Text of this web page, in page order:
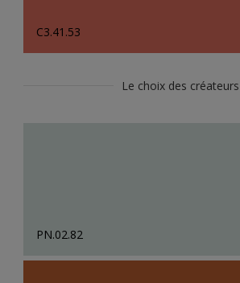
C3.41.53
Le choix des créateurs
PN.02.82